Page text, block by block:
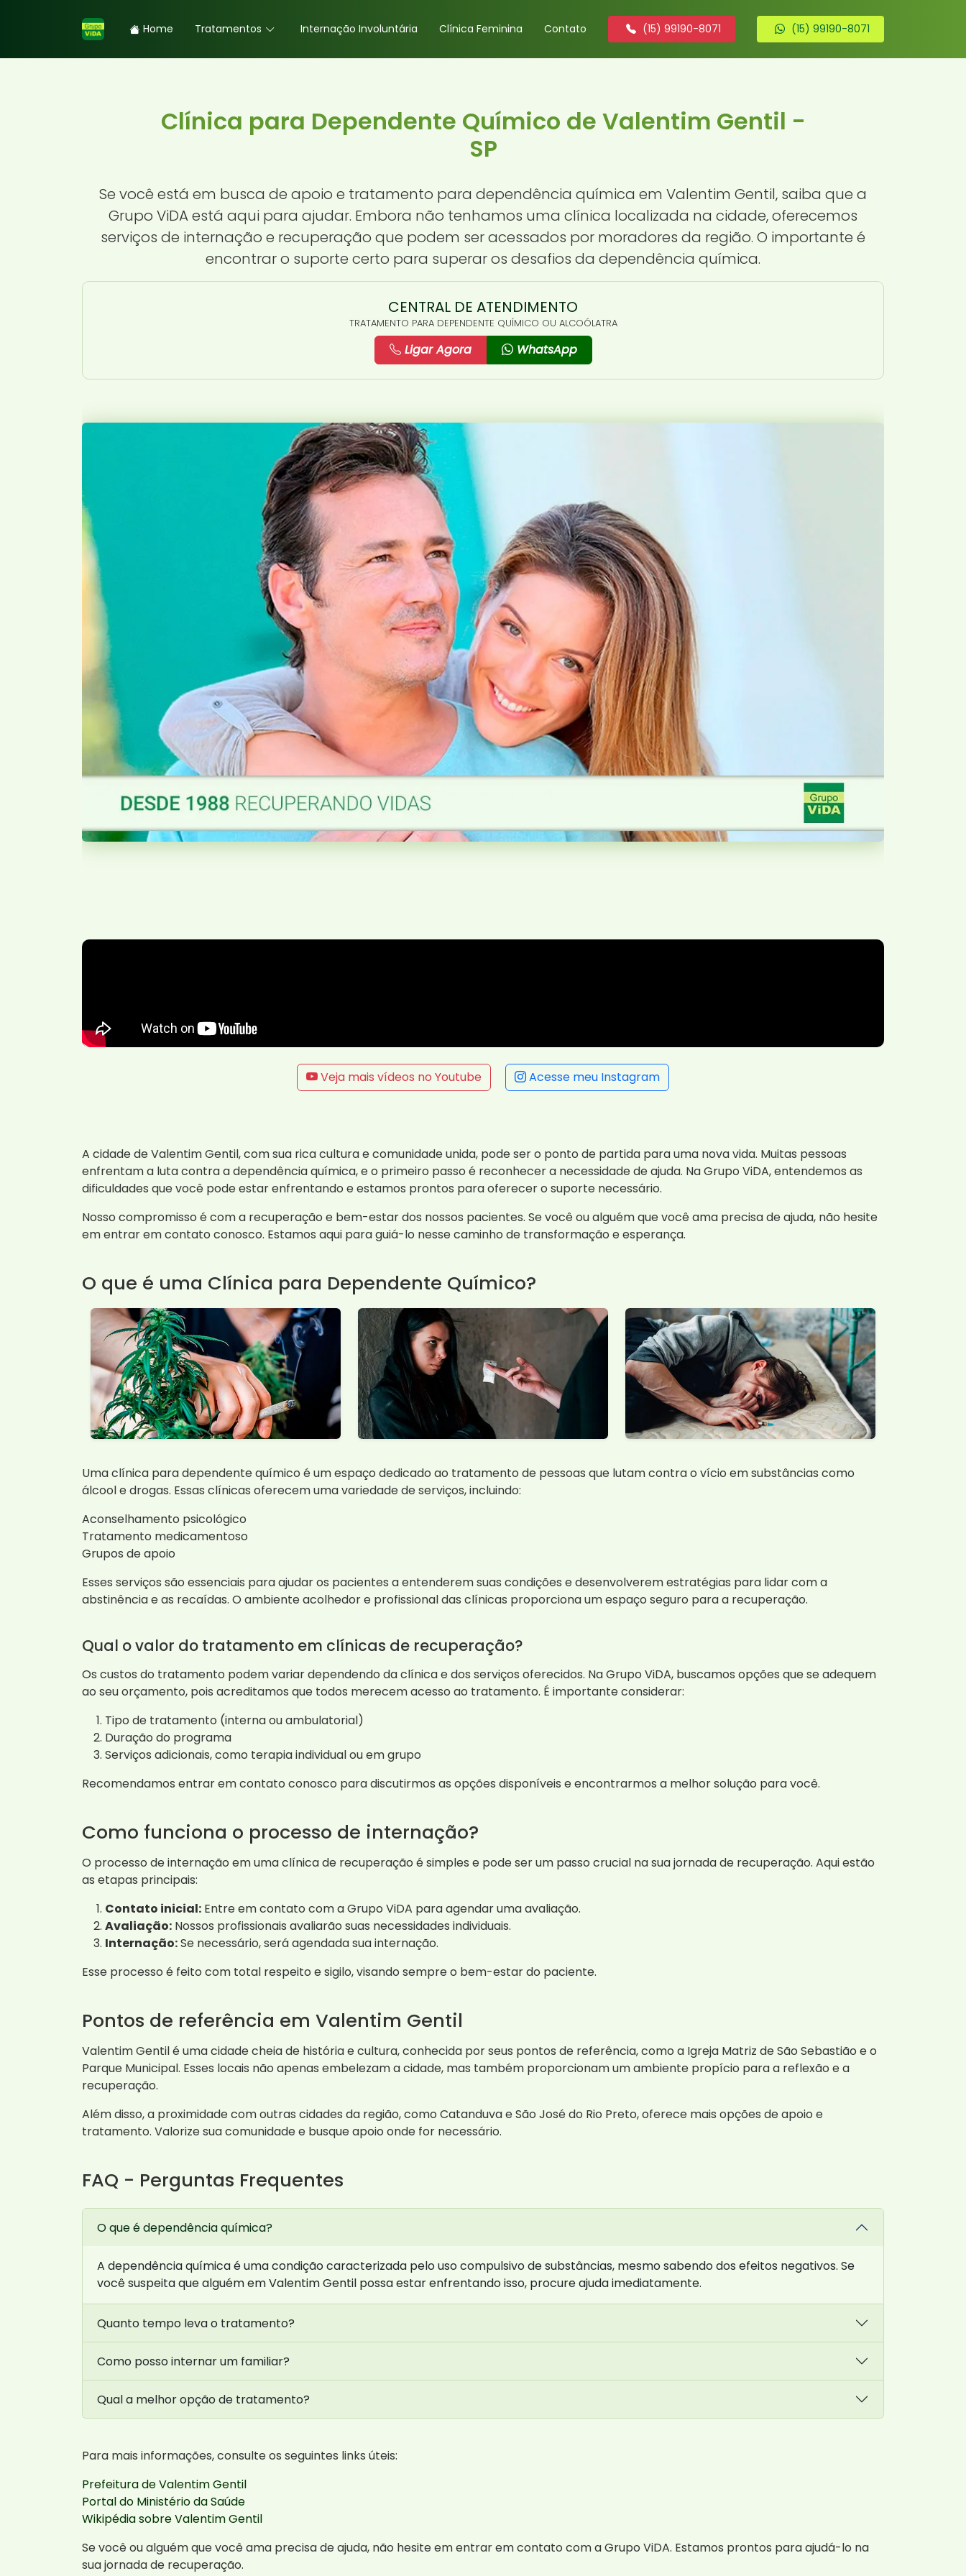
Home Tratamentos Internação Involuntária Clínica Feminina Contato (15) 99190-8071 (15) 99190-8071
Clínica para Dependente Químico de Valentim Gentil -
SP
Se você está em busca de apoio e tratamento para dependência química em Valentim Gentil, saiba que a
Grupo ViDA está aqui para ajudar. Embora não tenhamos uma clínica localizada na cidade, oferecemos
serviços de internação e recuperação que podem ser acessados por moradores da região. O importante é
encontrar o suporte certo para superar os desafios da dependência química.
CENTRAL DE ATENDIMENTO
TRATAMENTO PARA DEPENDENTE QUÍMICO OU ALCOÓLATRA
Ligar Agora WhatsApp
Veja mais vídeos no Youtube Acesse meu Instagram
A cidade de Valentim Gentil, com sua rica cultura e comunidade unida, pode ser o ponto de partida para uma nova vida. Muitas pessoas
enfrentam a luta contra a dependência química, e o primeiro passo é reconhecer a necessidade de ajuda. Na Grupo ViDA, entendemos as
dificuldades que você pode estar enfrentando e estamos prontos para oferecer o suporte necessário.
Nosso compromisso é com a recuperação e bem-estar dos nossos pacientes. Se você ou alguém que você ama precisa de ajuda, não hesite
em entrar em contato conosco. Estamos aqui para guiá-lo nesse caminho de transformação e esperança.
O que é uma Clínica para Dependente Químico?
Uma clínica para dependente químico é um espaço dedicado ao tratamento de pessoas que lutam contra o vício em substâncias como
álcool e drogas. Essas clínicas oferecem uma variedade de serviços, incluindo:
Aconselhamento psicológico
Tratamento medicamentoso
Grupos de apoio
Esses serviços são essenciais para ajudar os pacientes a entenderem suas condições e desenvolverem estratégias para lidar com a
abstinência e as recaídas. O ambiente acolhedor e profissional das clínicas proporciona um espaço seguro para a recuperação.
Qual o valor do tratamento em clínicas de recuperação?
Os custos do tratamento podem variar dependendo da clínica e dos serviços oferecidos. Na Grupo ViDA, buscamos opções que se adequem
ao seu orçamento, pois acreditamos que todos merecem acesso ao tratamento. É importante considerar:
Tipo de tratamento (interna ou ambulatorial)
Duração do programa
Serviços adicionais, como terapia individual ou em grupo
Recomendamos entrar em contato conosco para discutirmos as opções disponíveis e encontrarmos a melhor solução para você.
Como funciona o processo de internação?
O processo de internação em uma clínica de recuperação é simples e pode ser um passo crucial na sua jornada de recuperação. Aqui estão
as etapas principais:
Contato inicial: Entre em contato com a Grupo ViDA para agendar uma avaliação.
Avaliação: Nossos profissionais avaliarão suas necessidades individuais.
Internação:Se necessário, será agendada sua internação.
Esse processo é feito com total respeito e sigilo, visando sempre o bem-estar do paciente.
Pontos de referência em Valentim Gentil
Valentim Gentil é uma cidade cheia de história e cultura, conhecida por seus pontos de referência, como a Igreja Matriz de São Sebastião e o
Parque Municipal. Esses locais não apenas embelezam a cidade, mas também proporcionam um ambiente propício para a reflexão e a
recuperação.
Além disso, a proximidade com outras cidades da região, como Catanduva e São José do Rio Preto, oferece mais opções de apoio e
tratamento. Valorize sua comunidade e busque apoio onde for necessário.
FAQ - Perguntas Frequentes
O que é dependência química?
A dependência química é uma condição caracterizada pelo uso compulsivo de substâncias, mesmo sabendo dos efeitos negativos. Se
você suspeita que alguém em Valentim Gentil possa estar enfrentando isso, procure ajuda imediatamente.
Quanto tempo leva o tratamento?
Como posso internar um familiar?
Qual a melhor opção de tratamento?
Para mais informações, consulte os seguintes links úteis:
Prefeitura de Valentim Gentil
Portal do Ministério da Saúde
Wikipédia sobre Valentim Gentil
Se você ou alguém que você ama precisa de ajuda, não hesite em entrar em contato com a Grupo ViDA. Estamos prontos para ajudá-lo na
sua jornada de recuperação.